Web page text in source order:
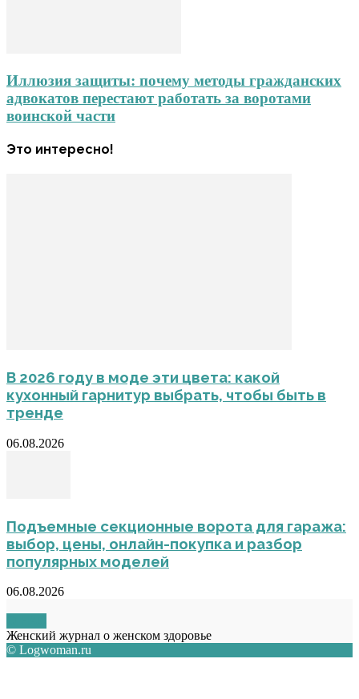
Иллюзия защиты: почему методы гражданских
адвокатов перестают работать за воротами
воинской части
Это интересно!
В 2026 году в моде эти цвета: какой
кухонный гарнитур выбрать, чтобы быть в
тренде
06.08.2026
Подъемные секционные ворота для гаража:
выбор, цены, онлайн-покупка и разбор
популярных моделей
06.08.2026
Женский журнал о женском здоровье
© Logwoman.ru